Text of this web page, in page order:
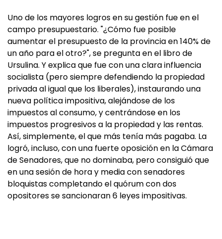
Uno de los mayores logros en su gestión fue en el
campo presupuestario. "¿Cómo fue posible
aumentar el presupuesto de la provincia en 140% de
un año para el otro?", se pregunta en el libro de
Ursulina. Y explica que fue con una clara influencia
socialista (pero siempre defendiendo la propiedad
privada al igual que los liberales), instaurando una
nueva política impositiva, alejándose de los
impuestos al consumo, y centrándose en los
impuestos progresivos a la propiedad y las rentas.
Así, simplemente, el que más tenía más pagaba. La
logró, incluso, con una fuerte oposición en la Cámara
de Senadores, que no dominaba, pero consiguió que
en una sesión de hora y media con senadores
bloquistas completando el quórum con dos
opositores se sancionaran 6 leyes impositivas.